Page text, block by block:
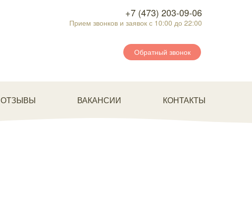
+7 (473) 203-09-06
Прием звонков и заявок с 10:00 до 22:00
Обратный звонок
ОТЗЫВЫ ВАКАНСИИ КОНТАКТЫ